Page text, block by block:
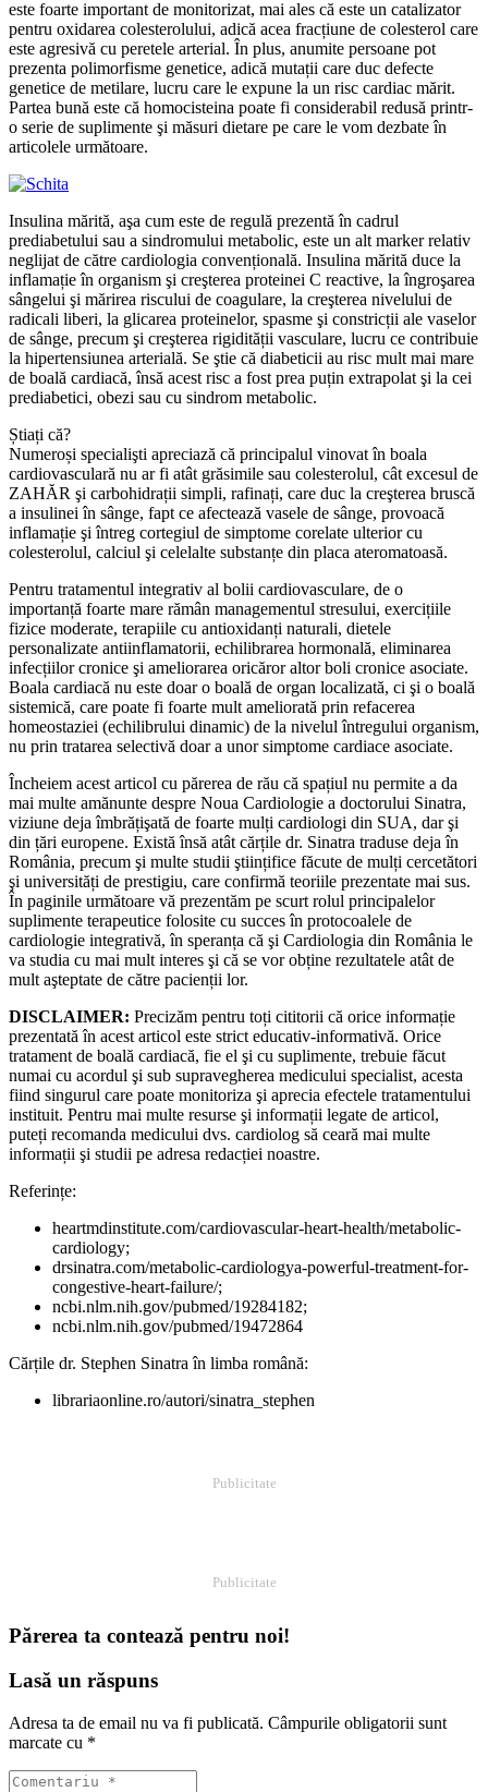
este foarte important de monitorizat, mai ales că este un catalizator
pentru oxidarea colesterolului, adică acea fracțiune de colesterol care
este agresivă cu peretele arterial. În plus, anumite persoane pot
prezenta polimorfisme genetice, adică mutații care duc defecte
genetice de metilare, lucru care le expune la un risc cardiac mărit.
Partea bună este că homocisteina poate fi considerabil redusă printr-
o serie de suplimente şi măsuri dietare pe care le vom dezbate în
articolele următoare.
Insulina mărită, aşa cum este de regulă prezentă în cadrul
prediabetului sau a sindromului metabolic, este un alt marker relativ
neglijat de către cardiologia convențională. Insulina mărită duce la
inflamație în organism şi creşterea proteinei C reactive, la îngroşarea
sângelui şi mărirea riscului de coagulare, la creşterea nivelului de
radicali liberi, la glicarea proteinelor, spasme şi constricții ale vaselor
de sânge, precum şi creşterea rigidității vasculare, lucru ce contribuie
la hipertensiunea arterială. Se ştie că diabeticii au risc mult mai mare
de boală cardiacă, însă acest risc a fost prea puțin extrapolat şi la cei
prediabetici, obezi sau cu sindrom metabolic.
Știați că?
Numeroși specialişti apreciază că principalul vinovat în boala
cardiovasculară nu ar fi atât grăsimile sau colesterolul, cât excesul de
ZAHĂR şi carbohidrații simpli, rafinați, care duc la creşterea bruscă
a insulinei în sânge, fapt ce afectează vasele de sânge, provoacă
inflamație şi întreg cortegiul de simptome corelate ulterior cu
colesterolul, calciul şi celelalte substanțe din placa ateromatoasă.
Pentru tratamentul integrativ al bolii cardiovasculare, de o
importanță foarte mare rămân managementul stresului, exercițiile
fizice moderate, terapiile cu antioxidanți naturali, dietele
personalizate antiinflamatorii, echilibrarea hormonală, eliminarea
infecțiilor cronice şi ameliorarea oricăror altor boli cronice asociate.
Boala cardiacă nu este doar o boală de organ localizată, ci şi o boală
sistemică, care poate fi foarte mult ameliorată prin refacerea
homeostaziei (echilibrului dinamic) de la nivelul întregului organism,
nu prin tratarea selectivă doar a unor simptome cardiace asociate.
Încheiem acest articol cu părerea de rău că spațiul nu permite a da
mai multe amănunte despre Noua Cardiologie a doctorului Sinatra,
viziune deja îmbrățişată de foarte mulți cardiologi din SUA, dar şi
din țări europene. Există însă atât cărțile dr. Sinatra traduse deja în
România, precum şi multe studii ştiințifice făcute de mulți cercetători
şi universități de prestigiu, care confirmă teoriile prezentate mai sus.
În paginile următoare vă prezentăm pe scurt rolul principalelor
suplimente terapeutice folosite cu succes în protocoalele de
cardiologie integrativă, în speranța că şi Cardiologia din România le
va studia cu mai mult interes şi că se vor obține rezultatele atât de
mult aşteptate de către pacienții lor.
DISCLAIMER: Precizăm pentru toți cititorii că orice informație
prezentată în acest articol este strict educativ-informativă. Orice
tratament de boală cardiacă, fie el şi cu suplimente, trebuie făcut
numai cu acordul şi sub supravegherea medicului specialist, acesta
fiind singurul care poate monitoriza şi aprecia efectele tratamentului
instituit. Pentru mai multe resurse şi informații legate de articol,
puteți recomanda medicului dvs. cardiolog să ceară mai multe
informații şi studii pe adresa redacției noastre.
Referințe:
heartmdinstitute.com/cardiovascular-heart-health/metabolic-
cardiology;
drsinatra.com/metabolic-cardiologya-powerful-treatment-for-
congestive-heart-failure/;
ncbi.nlm.nih.gov/pubmed/19284182;
ncbi.nlm.nih.gov/pubmed/19472864
Cărțile dr. Stephen Sinatra în limba română:
librariaonline.ro/autori/sinatra_stephen
Publicitate
Publicitate
Părerea ta contează pentru noi!
Lasă un răspuns
Adresa ta de email nu va fi publicată. Câmpurile obligatorii sunt
marcate cu *